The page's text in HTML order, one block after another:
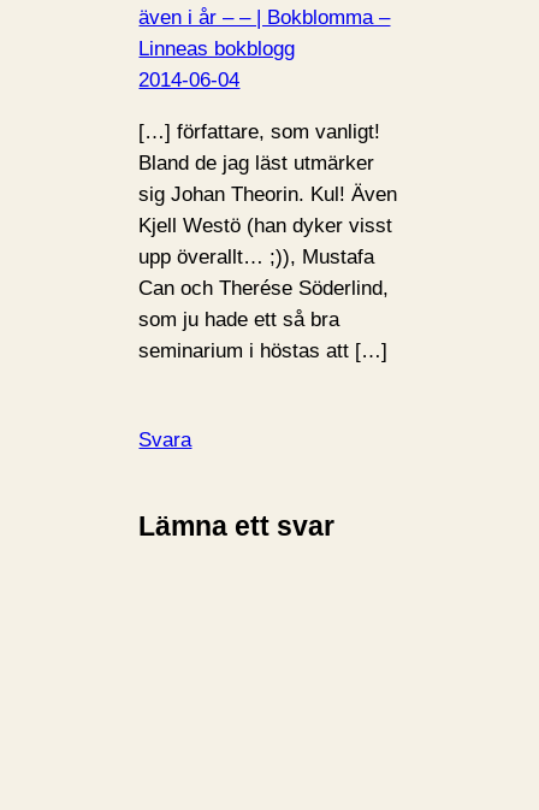
även i år – – | Bokblomma –
Linneas bokblogg
2014-06-04
[…] författare, som vanligt!
Bland de jag läst utmärker
sig Johan Theorin. Kul! Även
Kjell Westö (han dyker visst
upp överallt… ;)), Mustafa
Can och Therése Söderlind,
som ju hade ett så bra
seminarium i höstas att […]
Svara
Lämna ett svar